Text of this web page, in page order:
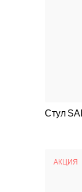
Стул
АКЦИЯ